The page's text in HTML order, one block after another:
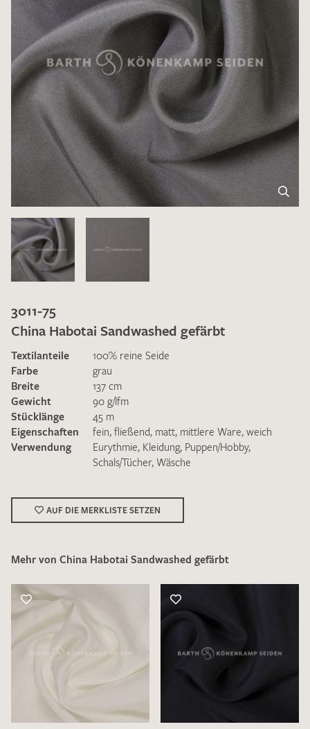
Ich bin damit einverstanden, dass meine angegebenen Daten
zur Beantwortung meiner Musteranfrage genutzt werden.
DieDatenschutzbestimmungenhabe ich zur Kenntnis
genommen und akzeptiere diese.
MUSTERANFRAGE SENDEN
3011-75
China Habotai Sandwashed gefärbt
Textilanteile
100% reine Seide
Farbe
grau
Breite
137 cm
Gewicht
90 g/lfm
Stücklänge
45 m
Eigenschaften
fein, fließend, matt, mittlere Ware, weich
Verwendung
Eurythmie, Kleidung, Puppen/Hobby,
Schals/Tücher, Wäsche
AUF DIE MERKLISTE SETZEN
Mehr von China Habotai Sandwashed gefärbt